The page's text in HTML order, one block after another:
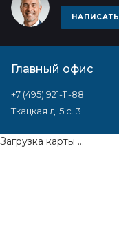
НАПИСАТЬ
Главный офис
+7 (495) 921-11-88
Ткацкая д. 5 с. 3
Загрузка карты ...